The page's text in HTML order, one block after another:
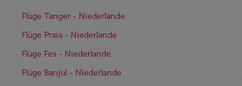
Flüge Tanger - Niederlande
Flüge Praia - Niederlande
Flüge Fes - Niederlande
Flüge Banjul - Niederlande